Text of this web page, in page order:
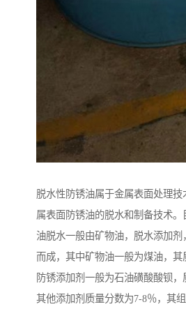
脱水性防锈油属于金属表面处理
属表面防锈油的脱水和制备技术
油脱水一般由矿物油，脱水添加
而成，其中矿物油一般为煤油，其
防锈添加剂一般为石油磺酸酸钡，
其他添加剂质量分数为7-8％，其